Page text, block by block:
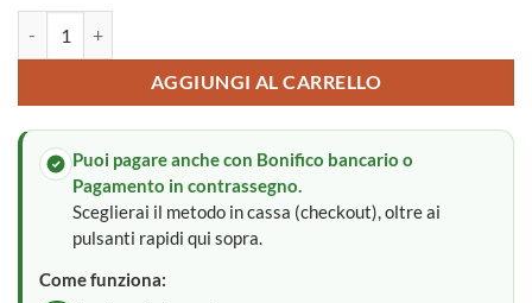
AGGIUNGI AL CARRELLO
Alternative:
Puoi pagare anche con Bonifico bancario o
Pagamento in contrassegno.
Sceglierai il metodo in cassa (checkout), oltre ai
pulsanti rapidi qui sopra.
Come funziona: